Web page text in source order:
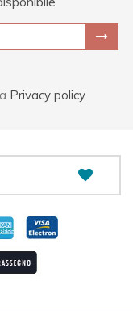
Privacy policy